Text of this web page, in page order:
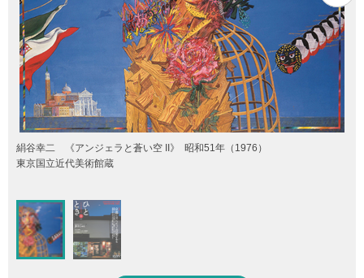
絹谷幸二 《アンジェラと蒼い空 II》 昭和51年（1976）
東京国立近代美術館蔵